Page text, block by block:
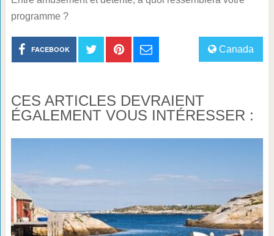
programme ?
Canada
FACEBOOK
CES ARTICLES DEVRAIENT
ÉGALEMENT VOUS INTÉRESSER :